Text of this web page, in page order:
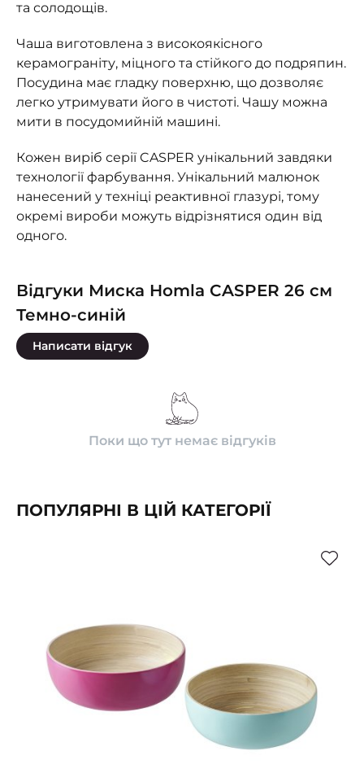
та солодощів.
Чаша виготовлена ​​з високоякісного
керамограніту, міцного та стійкого до подряпин.
Посудина має гладку поверхню, що дозволяє
легко утримувати його в чистоті. Чашу можна
мити в посудомийній машині.
Кожен виріб серії CASPER унікальний завдяки
технології фарбування. Унікальний малюнок
нанесений у техніці реактивної глазурі, тому
окремі вироби можуть відрізнятися один від
одного.
Відгуки Миска Homla CASPER 26 см
Темно-синій
Написати відгук
Поки що тут немає відгуків
ПОПУЛЯРНІ В ЦІЙ КАТЕГОРІЇ